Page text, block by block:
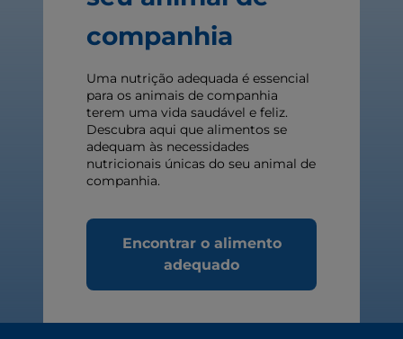
companhia
Uma nutrição adequada é essencial
para os animais de companhia
terem uma vida saudável e feliz.
Descubra aqui que alimentos se
adequam às necessidades
nutricionais únicas do seu animal de
companhia.
Encontrar o alimento
adequado